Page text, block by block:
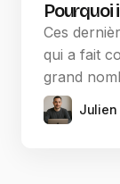
Pourquoi
Ces
qui a fait
grand
Julien